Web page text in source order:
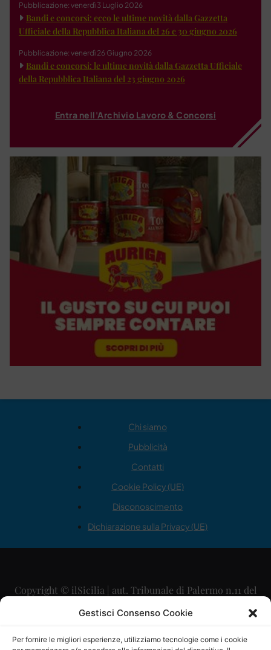
Gestisci Consenso Cookie
Per fornire le migliori esperienze, utilizziamo tecnologie come i cookie
Pubblicazione: venerdì 3 Luglio 2026
Bandi e concorsi: ecco le ultime novità dalla Gazzetta
Ufficiale della Repubblica Italiana del 26 e 30 giugno 2026
Pubblicazione: venerdì 26 Giugno 2026
Bandi e concorsi: le ultime novità dalla Gazzetta Ufficiale
della Repubblica Italiana del 23 giugno 2026
Entra nell'Archivio Lavoro & Concorsi
Chi siamo
Pubblicità
Contatti
Cookie Policy (UE)
Disconoscimento
Dichiarazione sulla Privacy (UE)
Copyright © ilSicilia | aut. Tribunale di Palermo n.11 del
29/09/2015